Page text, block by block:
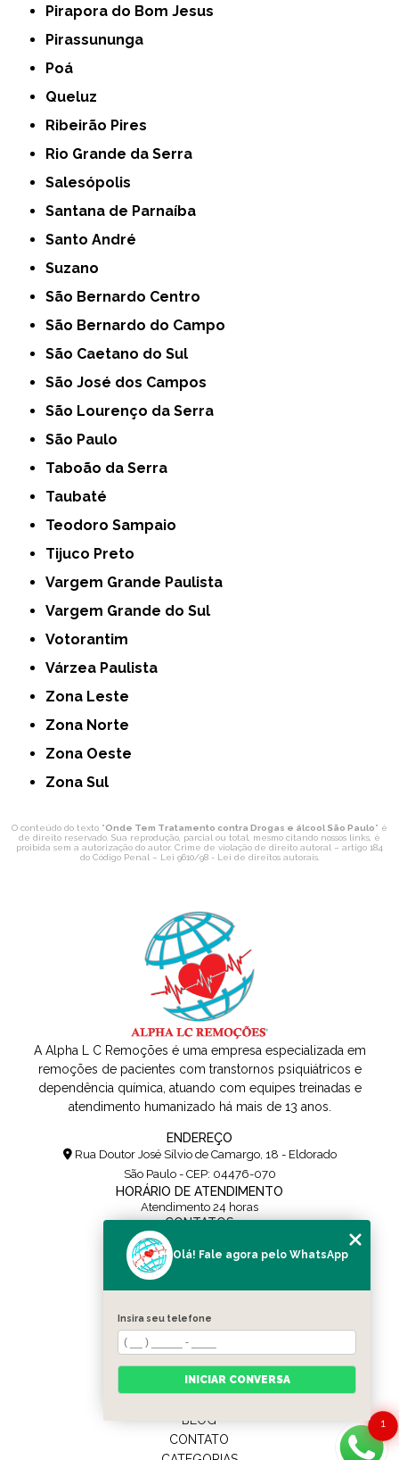
Pirapora do Bom Jesus
Pirassununga
Poá
Queluz
Ribeirão Pires
Rio Grande da Serra
Salesópolis
Santana de Parnaíba
Santo André
Suzano
São Bernardo Centro
São Bernardo do Campo
São Caetano do Sul
São José dos Campos
São Lourenço da Serra
São Paulo
Taboão da Serra
Taubaté
Teodoro Sampaio
Tijuco Preto
Vargem Grande Paulista
Vargem Grande do Sul
Votorantim
Várzea Paulista
Zona Leste
Zona Norte
Zona Oeste
Zona Sul
O conteúdo do texto "Onde Tem Tratamento contra Drogas e álcool São Paulo" é
de direito reservado. Sua reprodução, parcial ou total, mesmo citando nossos links, é
proibida sem a autorização do autor. Crime de violação de direito autoral – artigo 184
do Código Penal – Lei 9610/98 - Lei de direitos autorais.
A Alpha L C Remoções é uma empresa especializada em
remoções de pacientes com transtornos psiquiátricos e
dependência química, atuando com equipes treinadas e
atendimento humanizado há mais de 13 anos.
ENDEREÇO
Rua Doutor José Sílvio de Camargo, 18 - Eldorado
São Paulo - CEP: 04476-070
HORÁRIO DE ATENDIMENTO
Atendimento 24 horas
CONTATOS
(11) 5108-0171
(11) 95454-0436
contato@alpharemocoes.com.br
MENU
QUEM SOMOS
BLOG
CONTATO
1
Olá! Fale agora pelo WhatsApp
Insira seu telefone
INICIAR CONVERSA